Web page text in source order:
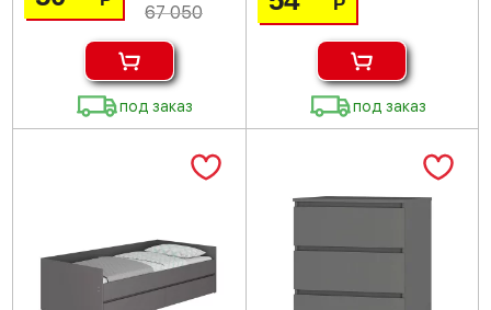
67 050
под заказ под заказ